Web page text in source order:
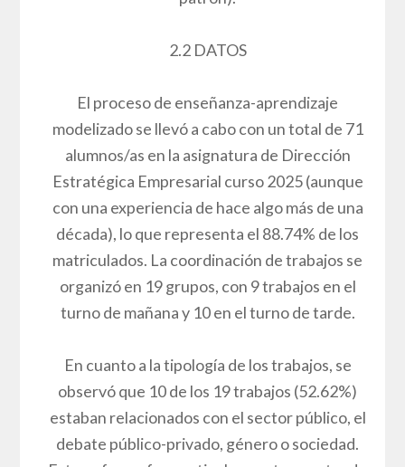
2.2 DATOS
El proceso de enseñanza-aprendizaje
modelizado se llevó a cabo con un total de 71
alumnos/as en la asignatura de Dirección
Estratégica Empresarial curso 2025 (aunque
con una experiencia de hace algo más de una
década), lo que representa el 88.74% de los
matriculados. La coordinación de trabajos se
organizó en 19 grupos, con 9 trabajos en el
turno de mañana y 10 en el turno de tarde.
En cuanto a la tipología de los trabajos, se
observó que 10 de los 19 trabajos (52.62%)
estaban relacionados con el sector público, el
debate público-privado, género o sociedad.